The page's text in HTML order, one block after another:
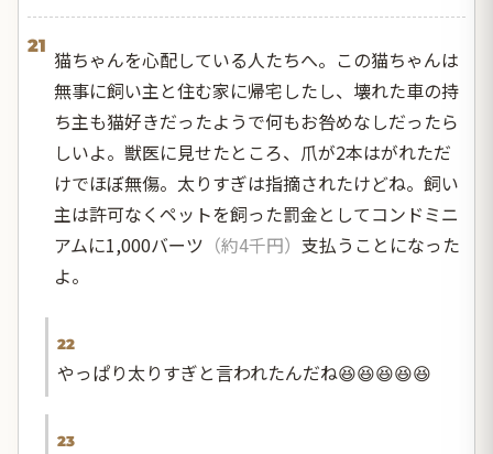
21
猫ちゃんを心配している人たちへ。この猫ちゃんは
無事に飼い主と住む家に帰宅したし、壊れた車の持
ち主も猫好きだったようで何もお咎めなしだったら
しいよ。獣医に見せたところ、爪が2本はがれただ
けでほぼ無傷。太りすぎは指摘されたけどね。飼い
主は許可なくペットを飼った罰金としてコンドミニ
アムに1,000バーツ （約4千円） 支払うことになった
よ。
22
やっぱり太りすぎと言われたんだね😆😆😆😆😆
23